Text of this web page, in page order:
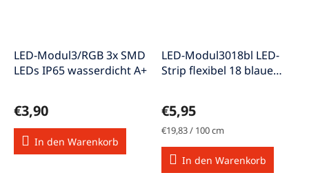
LED-Modul3/RGB 3x SMD
LEDs IP65 wasserdicht A+
€3,90
In den Warenkorb
LED-Modul3018bl LED-
Strip flexibel 18 blaue
€5,95
Verkaufspreis:
€19,83 / 100 cm
In den Warenkorb